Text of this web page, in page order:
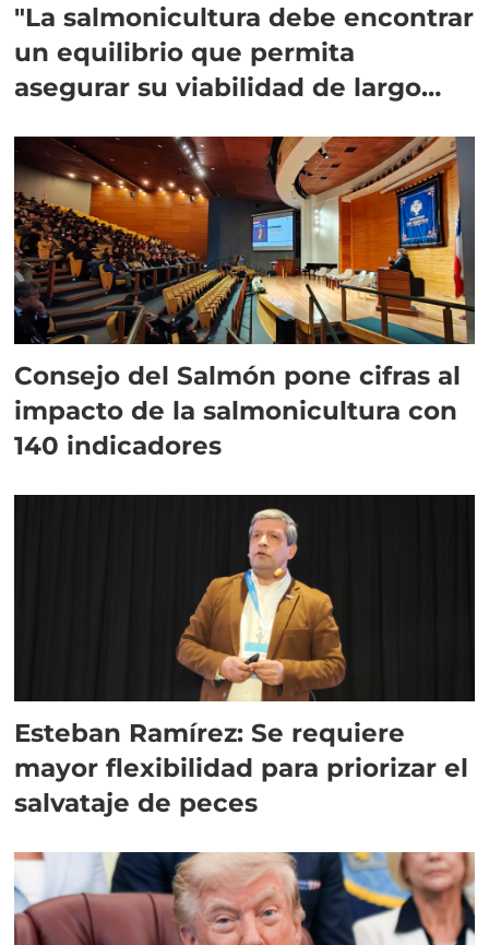
"La salmonicultura debe encontrar
un equilibrio que permita
asegurar su viabilidad de largo
Consejo del Salmón pone cifras al
impacto de la salmonicultura con
140 indicadores
Esteban Ramírez: Se requiere
mayor flexibilidad para priorizar el
salvataje de peces